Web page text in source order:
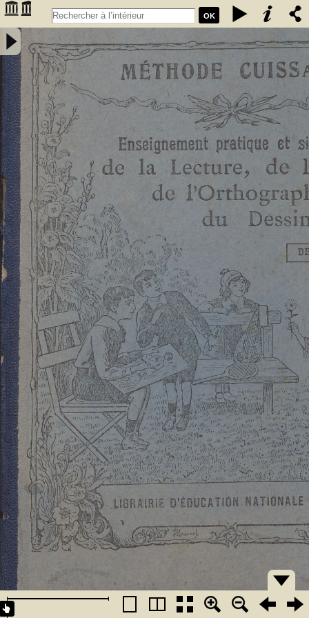
OK
Enseignement pratique et simultané de la lecture de l'écriture, de
l'orthographe et du dessin. Deuxième livret, Etude des sons et des
articulations composés : méthode rationnelle préparant les enfants à
la lecture expressive et à l'intelligence de la langue : contenant 76
vignettes et des notions élémentaires de dessin / par E. Cuissart,... ;
d'après la méthode de M. Lacabe,.... - [nouv. éd.] - Cuissart, Eugène
(1835-1896). Auteur